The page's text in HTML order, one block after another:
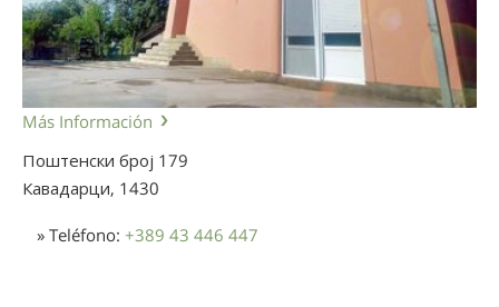
Más Información
Поштенски број 179
Кавадарци, 1430
» Teléfono: +389 43 446 447